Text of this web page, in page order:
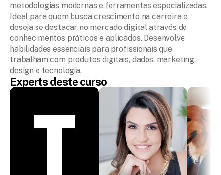
metodologias modernas e ferramentas especializadas.
Ideal para quem busca crescimento na carreira e
deseja se destacar no mercado digital através de
conhecimentos práticos e aplicados. Desenvolve
habilidades essenciais para profissionais que
trabalham com produtos digitais, dados, marketing,
design e tecnologia.
Experts deste curso